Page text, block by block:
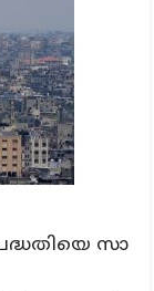
സാ